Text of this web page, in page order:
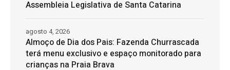
Assembleia Legislativa de Santa Catarina
Almoço de Dia dos Pais: Fazenda Churrascada
terá menu exclusivo e espaço monitorado para
crianças na Praia Brava
agosto 4, 2026